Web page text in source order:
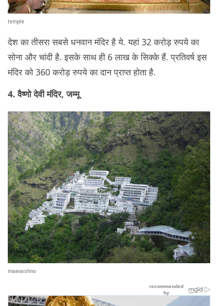
temple
देश का तीसरा सबसे धनवान मंदिर है ये. यहां 32 करोड़ रुपये का
सोना और चांदी है. इसके साथ ही 6 लाख के सिक्के हैं. प्रतिवर्ष इस
मंदिर को 360 करोड़ रुपये का दान प्राप्त होता है.
4. वैष्णो देवी मंदिर, जम्मू
maavaishno